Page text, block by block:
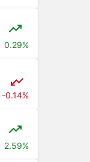
0.29%
-0.14%
2.59%